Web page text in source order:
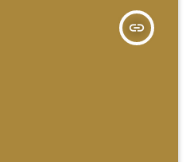
insert_link